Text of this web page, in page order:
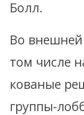
Болл.
Во внешней
том числе
кованые
группы-